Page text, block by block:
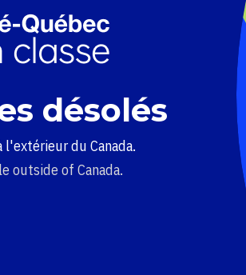
désolés
du Canada.
outside of Canada.